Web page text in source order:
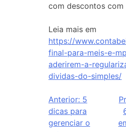
com descontos com
Leia mais em
https://
final-para-meis-e-
aderirem-a-
dividas-do-simples/
Anterior: 5
dicas para
gerenciar o